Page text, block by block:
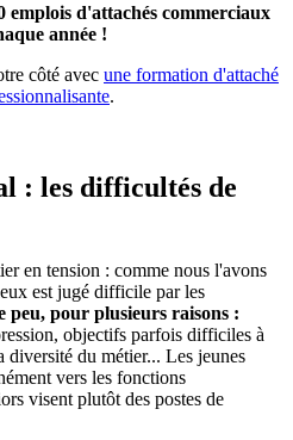
emplois d'attachés commerciaux
année !
côté avec une formation d'attaché
.
: les difficultés de
en tension : comme nous l'avons
est jugé difficile par les
peu, pour plusieurs raisons :
objectifs parfois difficiles à
diversité du métier... Les jeunes
vers les fonctions
visent plutôt des postes de